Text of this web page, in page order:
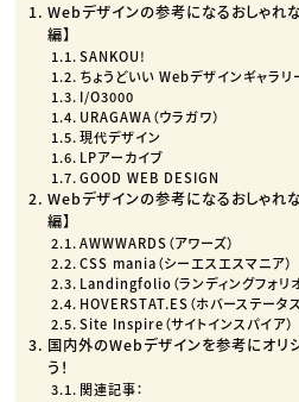
Webデザインの参考になるおしゃれ
編】
SANKOU!
ちょうどいい Webデザインギャラリ
I/O3000
URAGAWA（ウラガワ）
現代デザイン
LPアーカイブ
GOOD WEB DESIGN
Webデザインの参考になるおしゃれ
編】
AWWWARDS（アワーズ）
CSS mania（シーエスエスマニア）
Landingfolio（ランディングフォリオ
HOVERSTAT.ES（ホバーステータス
Site Inspire（サイトインスパイア）
国内外のWebデザインを参考にオリ
う！
関連記事：